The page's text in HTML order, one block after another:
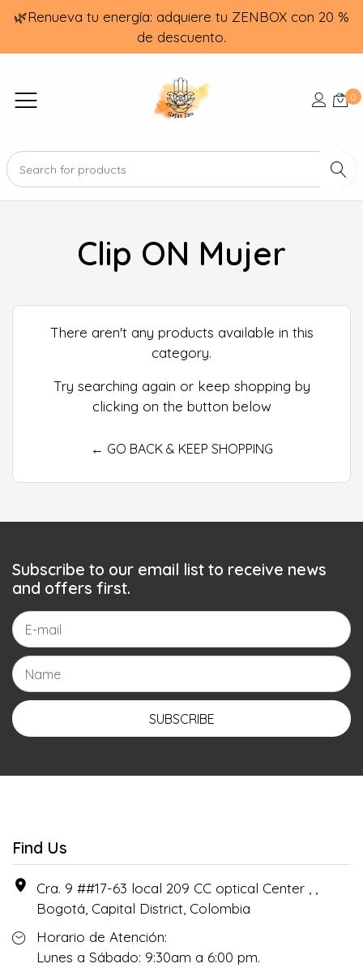
🌿Renueva tu energía: adquiere tu ZENBOX con 20 %
de descuento.
0
Clip ON Mujer
There aren't any products available in this
category.
Try searching again or keep shopping by
clicking on the button below
← GO BACK & KEEP SHOPPING
Subscribe to our email list to receive news
and offers first.
SUBSCRIBE
Find Us
Cra. 9 ##17-63 local 209 CC optical Center , ,
Bogotá, Capital District, Colombia
Horario de Atención:
Lunes a Sábado: 9:30am a 6:00 pm.